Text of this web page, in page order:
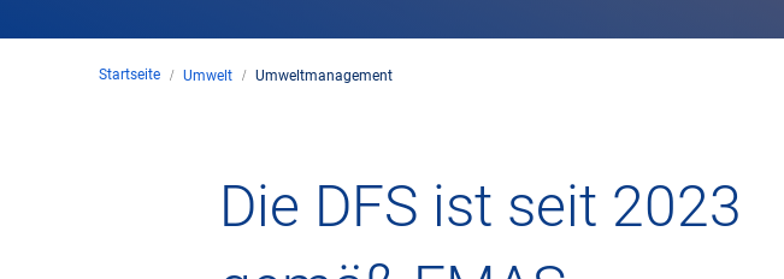
Startseite Umwelt Umweltmanagement
Die DFS ist seit 2023